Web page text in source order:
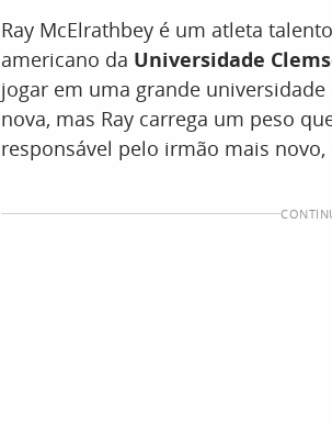
Ray McElrathbey é um atleta
americano da Universidade
jogar em uma grande
nova, mas Ray carrega um peso
responsável pelo irmão mais novo,